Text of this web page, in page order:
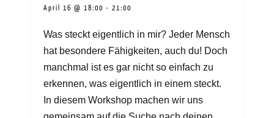
April 16 @ 18:00 - 21:00
Was steckt eigentlich in mir? Jeder Mensch
hat besondere Fähigkeiten, auch du! Doch
manchmal ist es gar nicht so einfach zu
erkennen, was eigentlich in einem steckt.
In diesem Workshop machen wir uns